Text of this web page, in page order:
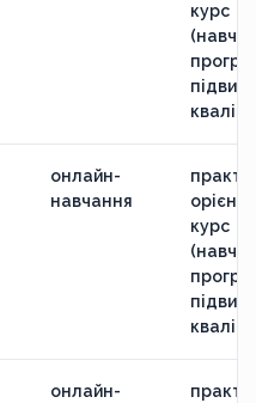
курс
онлайн-
навчання
курс
онлайн-